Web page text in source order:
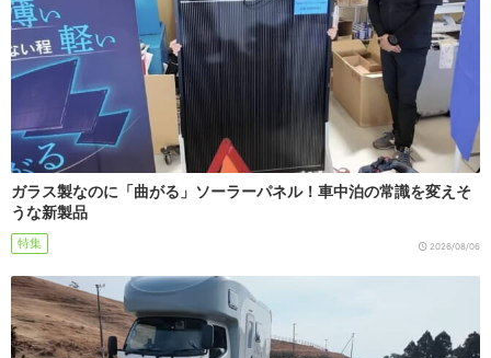
ガラス製なのに「曲がる」ソーラーパネル！車中泊の常識を変えそ
うな新製品
特集 2026/08/06